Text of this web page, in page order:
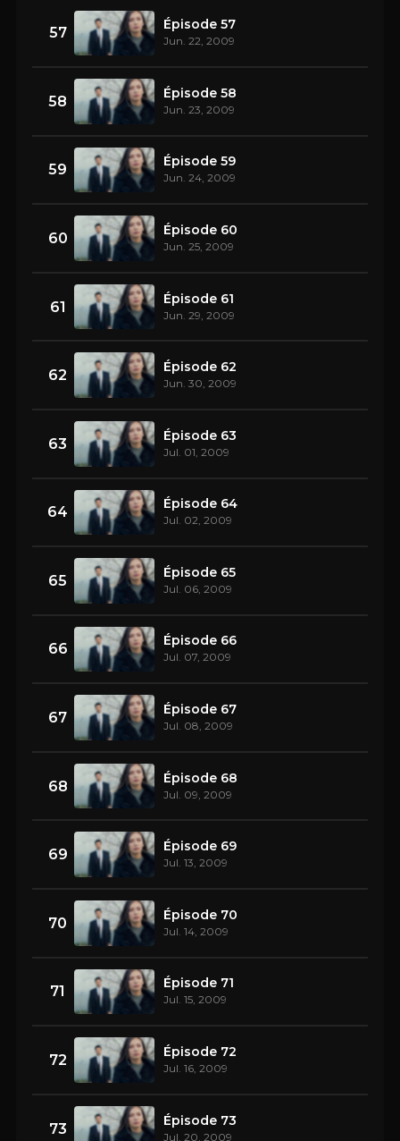
57 Épisode 57
Jun. 22, 2009
58 Épisode 58
Jun. 23, 2009
59 Épisode 59
Jun. 24, 2009
60 Épisode 60
Jun. 25, 2009
61 Épisode 61
Jun. 29, 2009
62 Épisode 62
Jun. 30, 2009
63 Épisode 63
Jul. 01, 2009
64 Épisode 64
Jul. 02, 2009
65 Épisode 65
Jul. 06, 2009
66 Épisode 66
Jul. 07, 2009
67 Épisode 67
Jul. 08, 2009
68 Épisode 68
Jul. 09, 2009
69 Épisode 69
Jul. 13, 2009
70 Épisode 70
Jul. 14, 2009
71 Épisode 71
Jul. 15, 2009
72 Épisode 72
Jul. 16, 2009
73 Épisode 73
Jul. 20, 2009